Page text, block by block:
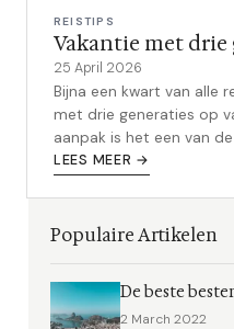
REISTIPS
Vakantie met drie
25 April 2026
Bijna een kwart van alle
met drie generaties op
aanpak is het een van
je kunt hebben.
LEES MEER →
Populaire Artikelen
De beste
2 March 2022